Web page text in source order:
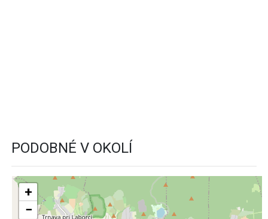
PODOBNÉ V OKOLÍ
+
−